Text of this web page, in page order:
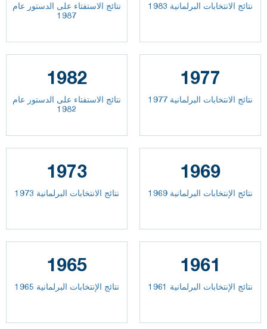
نتائج الاستفتاء على الدستور عام
1987
نتائج الانتخابات البرلمانية 1983
1982
نتائج الاستفتاء على الدستور عام
1982
1977
نتائج الانتخابات البرلمانية 1977
1973
نتائج الانتخابات البرلمانية 1973
1969
نتائج الإنتخابات البرلمانية 1969
1965
نتائج الإنتخابات البرلمانية 1965
1961
نتائج الإنتخابات البرلمانية 1961